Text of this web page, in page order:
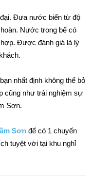
Đưa nước biển từ độ
Nước trong bể có
Được đánh giá là lý
bạn nhất định không thể bỏ
cũng như trải nghiệm sự
Sơn.
Sơn để có 1 chuyến
tuyệt vời tại khu nghỉ